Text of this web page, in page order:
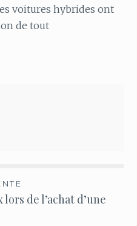
voitures hybrides ont
de tout
de l’achat d’une